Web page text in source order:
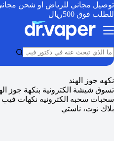
توصيل مجاني للرياض او شحن
للطلب فوق 500ريال
نكهه جوز الهند
تسوق شيشة الكترونية بنكهة جوز
سحبات سحبه الكترونيه نكهات فيب
بلاك نوت، ناستي